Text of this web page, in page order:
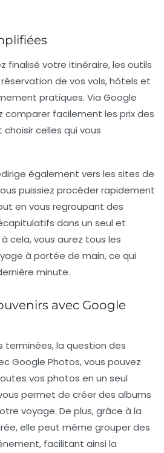
finalisé votre itinéraire, les outils
de vos vols,hôtels et
pratiques. Via Google
comparer facilement les prix des
celles qui vous
également vers les sites de
puissiez procéder rapidement
en vous regroupant des
dans un seul et
cela, vous aurez tous les
à portée de main, ce qui
minute.
avec Google
terminées, la question des
Google Photos, vous pouvez
vos photos en un seul
permet de créer des albums
voyage. De plus, grâce à la
elle peut même grouper des
facilitant ainsi la